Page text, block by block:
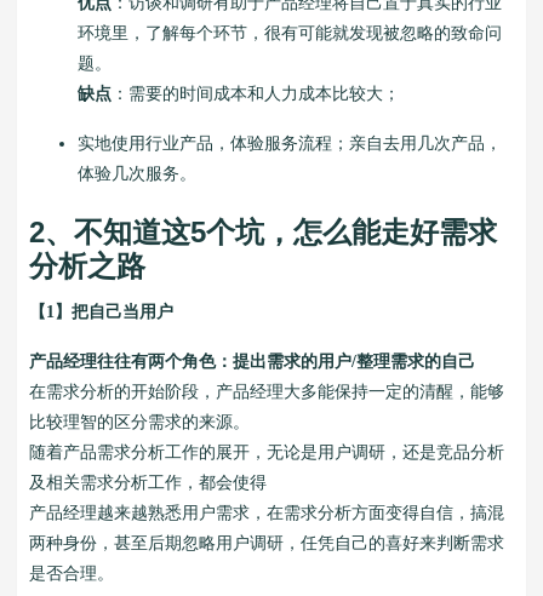
环境里，了解每个环节，很有可能就发现被忽略的致命问
题。
缺点 ：需要的时间成本和人力成本比较大；
实地使用行业产品，体验服务流程；亲自去用几次产品，
体验几次服务。
2、不知道这5个坑，怎么能走好需求
分析之路
【1】把自己当用户
产品经理往往有两个角色：提出需求的用户/整理需求的自己
在需求分析的开始阶段，产品经理大多能保持一定的清醒，能够
比较理智的区分需求的来源。
随着产品需求分析工作的展开，无论是用户调研，还是竞品分析
及相关需求分析工作，都会使得
产品经理越来越熟悉用户需求，在需求分析方面变得自信，搞混
两种身份，甚至后期忽略用户调研，任凭自己的喜好来判断需求
是否合理。